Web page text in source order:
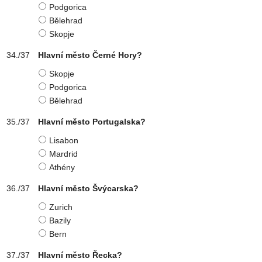
Podgorica
Bělehrad
Skopje
Hlavní město Černé Hory?
Skopje
Podgorica
Bělehrad
Hlavní město Portugalska?
Lisabon
Mardrid
Athény
Hlavní město Švýcarska?
Zurich
Bazily
Bern
Hlavní město Řecka?